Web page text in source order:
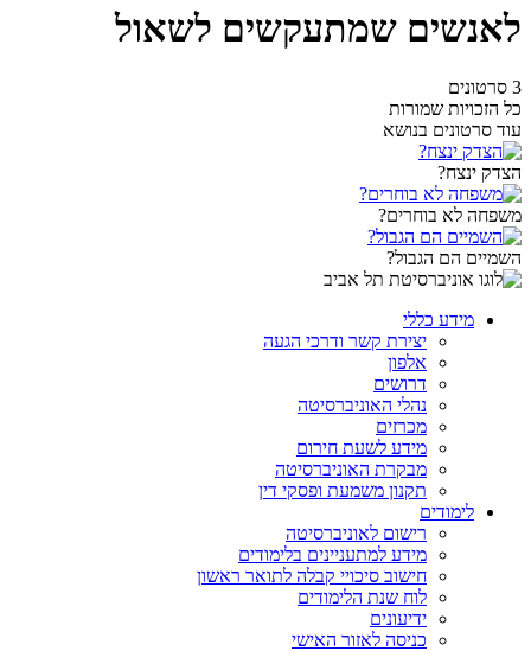
לאנשים שמתעקשים לשאול
3 סרטונים
כל הזכויות שמורות
עוד סרטונים בנושא
הצדק ינצח?
משפחה לא בוחרים?
השמיים הם הגבול?
מידע כללי
יצירת קשר ודרכי הגעה
אלפון
דרושים
נהלי האוניברסיטה
מכרזים
מידע לשעת חירום
מבקרת האוניברסיטה
תקנון משמעת ופסקי דין
לימודים
רישום לאוניברסיטה
מידע למתעניינים בלימודים
חישוב סיכויי קבלה לתואר ראשון
לוח שנת הלימודים
ידיעונים
כניסה לאזור האישי